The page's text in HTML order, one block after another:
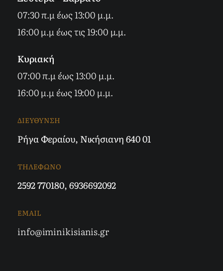
07:30 π.μ έως 13:00 μ.μ.
16:00 μ.μ έως τις 19:00 μ.μ.
Κυριακή
07:00 π.μ έως 13:00 μ.μ.
16:00 μ.μ έως 19:00 μ.μ.
ΔΙΕΥΘΥΝΣΗ
Ρήγα Φεραίου, Νικήσιανη 640 01
ΤΗΛΕΦΩΝΟ
2592 770180,6936692092
EMAIL
info@iminikisianis.gr